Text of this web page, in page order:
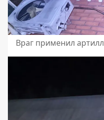
Враг применил